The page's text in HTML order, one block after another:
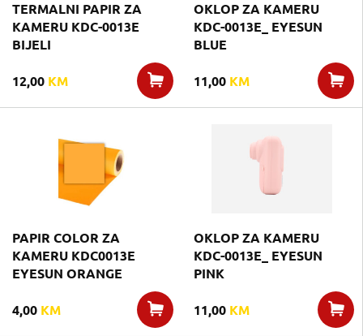
TERMALNI PAPIR ZA
KAMERU KDC-0013E
BIJELI
12,00 KM
OKLOP ZA KAMERU
KDC-0013E_ EYESUN
BLUE
11,00 KM
PAPIR COLOR ZA
KAMERU KDC0013E
EYESUN ORANGE
4,00 KM
OKLOP ZA KAMERU
KDC-0013E_ EYESUN
PINK
11,00 KM